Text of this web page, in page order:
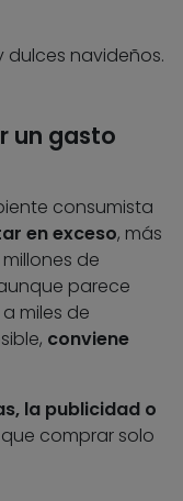
dulces navideños.
un gasto
consumista
en exceso, más
de
parece
miles de
conviene
la publicidad o
comprar solo